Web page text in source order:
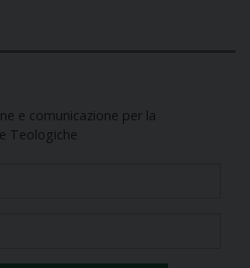
e comunicazione per la
Teologiche